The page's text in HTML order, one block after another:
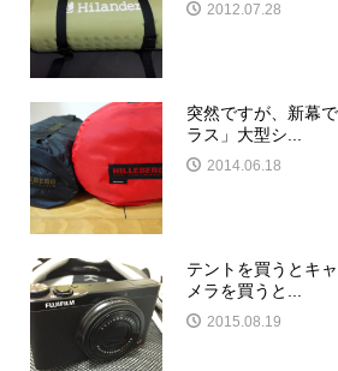
2012.07.28
突然ですが、新幕
ラス」大型シ...
2014.06.18
テントを買うとキ
メラを買うと...
2015.08.19